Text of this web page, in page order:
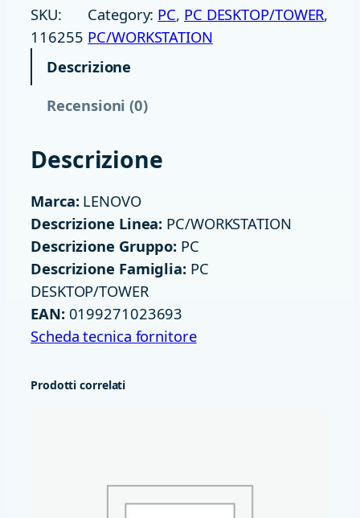
U
5
1
2
G
B
W
1
1
P
T
W
N
SKU:
116255
Category: PC, PC DESKTOP/TOWER
PC/WORKSTATION
Descrizione
Recensioni (0)
Descrizione
Marca:LENOVO
Descrizione Linea: PC/WORKSTATION
Descrizione Gruppo: PC
Descrizione Famiglia:PC
DESKTOP/TOWER
EAN:0199271023693
Scheda tecnica fornitore
Prodotti correlati